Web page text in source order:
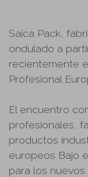
Saica Pack,
ondulado a
recientemente
Profesional
El encuentro
profesionales,
productos
europeos Bajo
para los nuevos